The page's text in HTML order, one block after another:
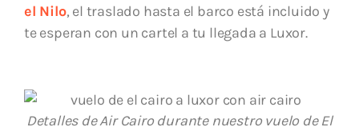
el Nilo, el traslado hasta el barco está incluido y
te esperan con un cartel a tu llegada a Luxor.
Detalles de Air Cairo durante nuestro vuelo de El